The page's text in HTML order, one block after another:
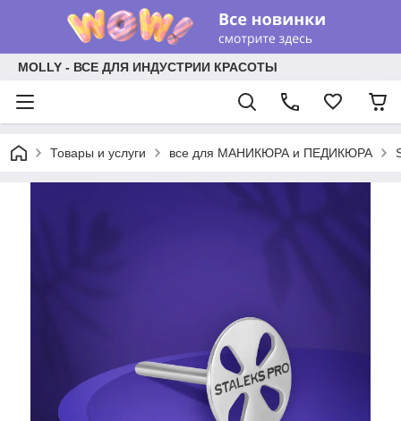
MOLLY - ВСЕ ДЛЯ ИНДУСТРИИ КРАСОТЫ
Товары и услуги все для МАНИКЮРА и ПЕДИКЮРА